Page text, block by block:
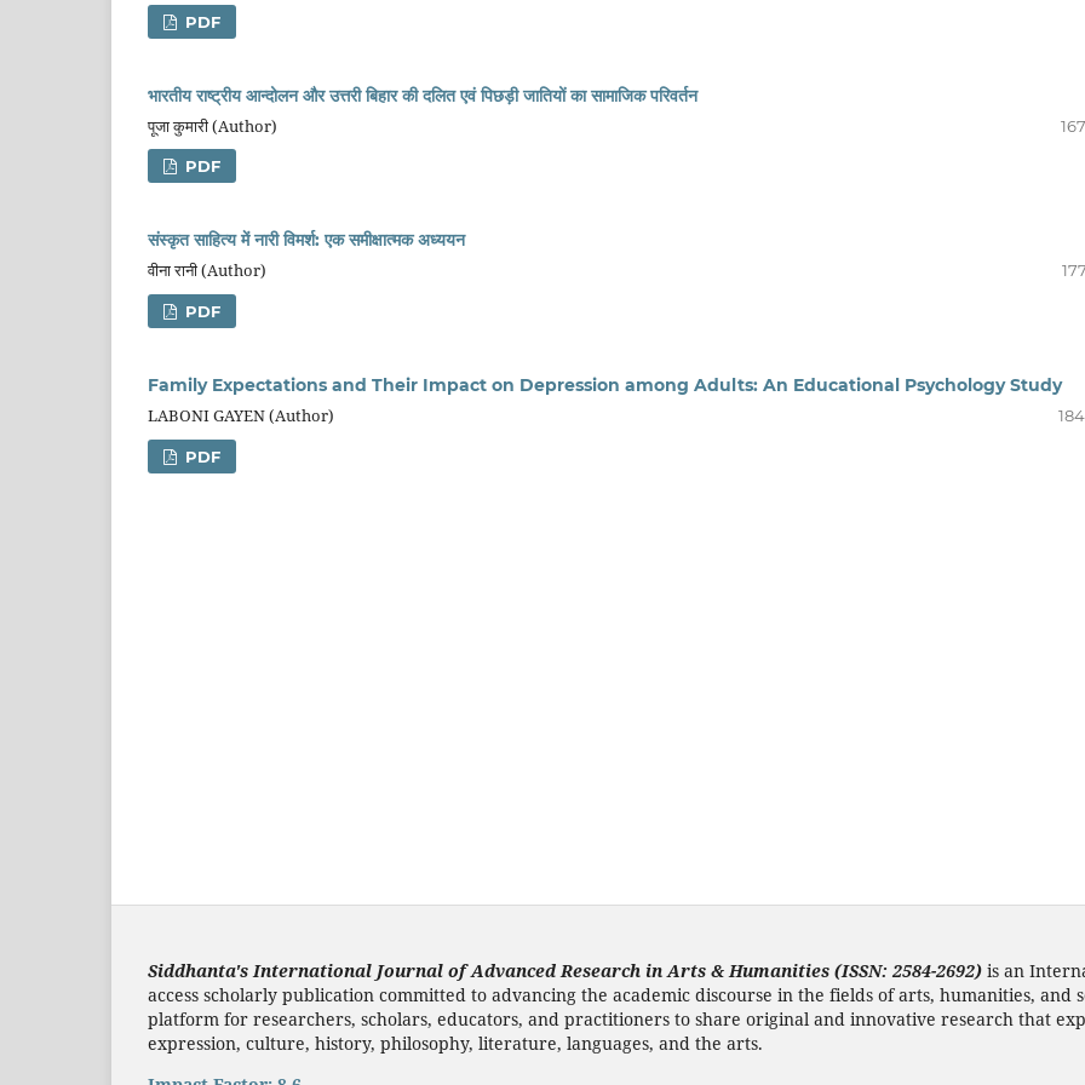
PDF
भारतीय राष्ट्रीय आन्दोलन और उत्तरी बिहार की दलित एवं पिछड़ी जातियों का सामाजिक परिवर्तन
पूजा कुमारी (Author)
PDF
संस्कृत साहित्य में नारी विमर्श: एक समीक्षात्मक अध्ययन
वीना रानी (Author)
PDF
Family Expectations and Their Impact on Depression among Adults: An Educational Psychology Study
LABONI GAYEN (Author)
PDF
Siddhanta's International Journal of Advanced Research in Arts & Humanities (ISSN: 2584-2692) is an
access scholarly publication committed to advancing the academic discourse in the fields of arts, humanities, and
platform for researchers, scholars, educators, and practitioners to share original and innovative research that
expression, culture, history, philosophy, literature, languages, and the arts.